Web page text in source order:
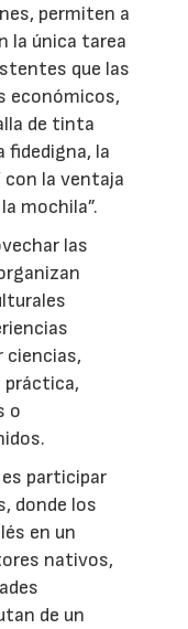
permiten a
la única tarea
que las
económicos,
de tinta
fidedigna, la
con la ventaja
mochila”.
las
ciencias,
o
participar
donde los
en un
nativos,
de un